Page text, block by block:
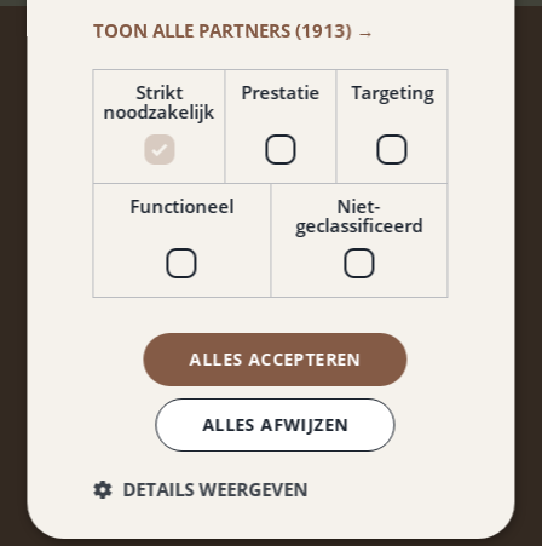
BLIJF OP DE HOOGTE
Niets missen van acties en arrangementen?
Meld je aan voor onze nieuwsbrief!
Ja, ik ga akkoord met de algemene voorwaarden en
het privacybeleid.
Hou me op de hoogte
TOON ALLE PARTNERS (1913) →
Strikt
noodzakelijk
Prestatie Targeting
Functioneel
Niet-
geclassificeerd
ALLES ACCEPTEREN
ALLES AFWIJZEN
DETAILS WEERGEVEN